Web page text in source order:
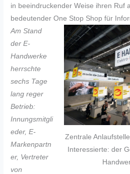
in beeindruckender Weise ihren Ruf
bedeutender One Stop Shop für
Zentrale
Interessierte: der
Am Stand
der E-
Handwerke
herrschte
sechs Tage
lang reger
Betrieb:
Innungsmitgli
eder, E-
Markenpartn
er, Vertreter
von